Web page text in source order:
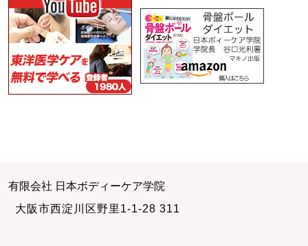
有限会社 日本ボディーケア学院
大阪市西淀川区野里1-1-28 311